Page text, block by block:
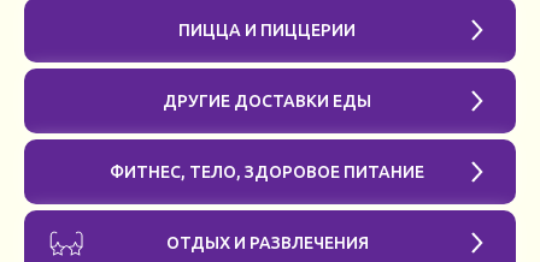
ПИЦЦА И ПИЦЦЕРИИ
ДРУГИЕ ДОСТАВКИ ЕДЫ
ФИТНЕС, ТЕЛО, ЗДОРОВОЕ ПИТАНИЕ
ОТДЫХ И РАЗВЛЕЧЕНИЯ